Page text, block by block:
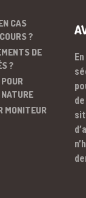
CAS
?
DE
?
MONITEUR